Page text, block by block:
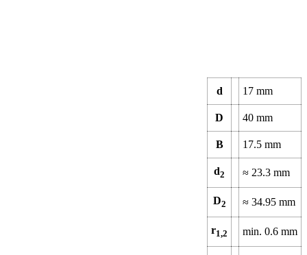
d 17 mm
D 40 mm
B 17.5 mm
d2 ≈ 23.3 mm
D2 ≈ 34.95 mm
r1,2 min. 0.6 mm